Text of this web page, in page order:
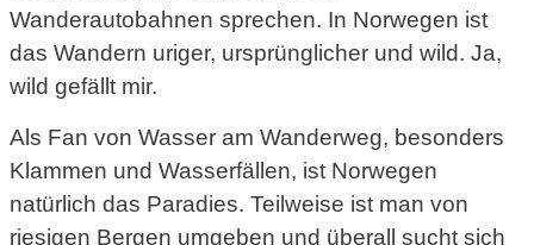
Wanderautobahnen sprechen. In Norwegen ist
das Wandern uriger, ursprünglicher und wild. Ja,
wild gefällt mir.
Als Fan von Wasser am Wanderweg, besonders
Klammen und Wasserfällen, ist Norwegen
natürlich das Paradies. Teilweise ist man von
riesigen Bergen umgeben und überall sucht sich